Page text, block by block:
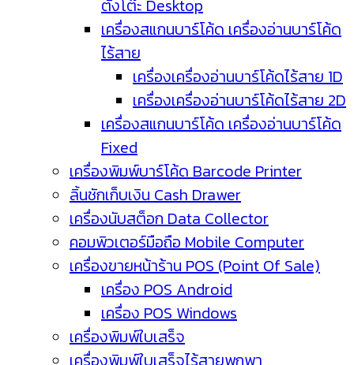
ตั้งโต๊ะ Desktop
เครื่องสแกนบาร์โค้ด เครื่องอ่านบาร์โค้ด
ไร้สาย
เครื่องเครื่องอ่านบาร์โค้ดไร้สาย 1D
เครื่องเครื่องอ่านบาร์โค้ดไร้สาย 2D
เครื่องสแกนบาร์โค้ด เครื่องอ่านบาร์โค้ด
Fixed
เครื่องพิมพ์บาร์โค้ด Barcode Printer
ลิ้นชักเก็บเงิน Cash Drawer
เครื่องนับสต็อก Data Collector
คอมพิวเตอร์มือถือ Mobile Computer
เครื่องขายหน้าร้าน POS (Point Of Sale)
เครื่อง POS Android
เครื่อง POS Windows
เครื่องพิมพ์ใบเสร็จ